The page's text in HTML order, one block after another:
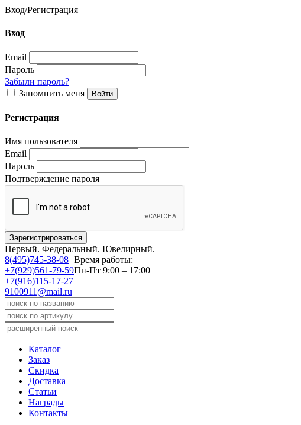
Вход/Регистрация
Вход
Email
Пароль
Забыли пароль?
Запомнить меня
Регистрация
Имя пользователя
Email
Пароль
Подтверждение пароля
Первый. Федеральный. Ювелирный.
8(495)745-38-08
+7(929)561-79-59
+7(916)115-17-27
9100911@mail.ru
Время работы:
Пн-Пт 9:00 – 17:00
Каталог
Заказ
Скидка
Доставка
Статьи
Награды
Контакты